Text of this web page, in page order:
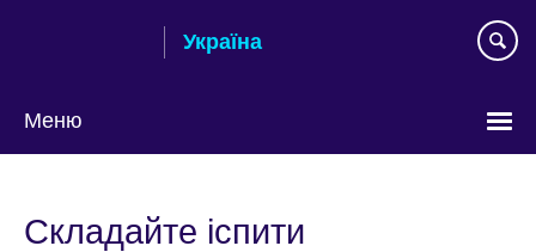
Україна
Меню
language
Складайте іспити